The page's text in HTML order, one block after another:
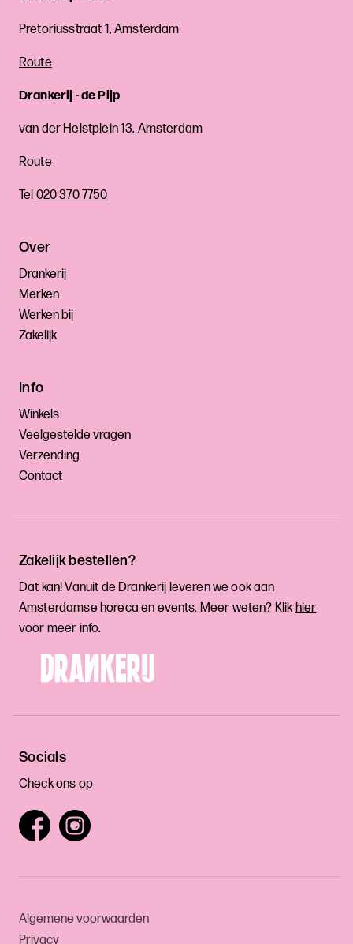
Zakelijk bestellen?
Dat kan! Vanuit de Drankerij leveren we ook aan
Amsterdamse horeca en events. Meer weten? Klikhier
voor meer info.
Socials
Check ons op
Pretoriusstraat 1, Amsterdam
Route
Drankerij - de Pijp
van der Helstplein 13, Amsterdam
Route
Tel 020 370 7750
Over
Drankerij
Merken
Werken bij
Zakelijk
Info
Winkels
Veelgestelde vragen
Verzending
Contact
Algemene voorwaarden
Privacy